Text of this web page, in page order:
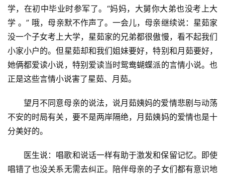
学，在初中毕业时参军了。“妈妈，大舅你大弟也没考上大
学 。” 哦，母亲默不作声了。一会儿，母亲继续说：星茹家
没一个子女考上大学，星茹家的兄弟都很傲慢，看不起我们
小家小户的。但星茹却和我们姐妹要好，特别和月茹要好，
她俩都爱读小说，特别爱读当时鸳鸯蝴蝶派的言情小说。也
正是这些言情小说害了星茹、月茹。
望月不同意母亲的说法，说月茹姨妈的爱情悲剧与动荡
不安的时局有关，要不是两岸隔绝，月茹姨妈的爱情也是十
分美好的。
医生说：唱歌和说话一样有助于激发和保留记忆。即使
唱错了也没关系无需去纠正。陪伴母亲的子女们都有意识地